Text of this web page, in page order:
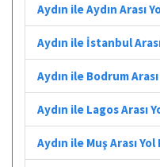
Aydın ile Aydın Arası
Aydın ile İstanbul
Aydın ile Bodrum
Aydın ile Lagos Arası
Aydın ile Muş Arası